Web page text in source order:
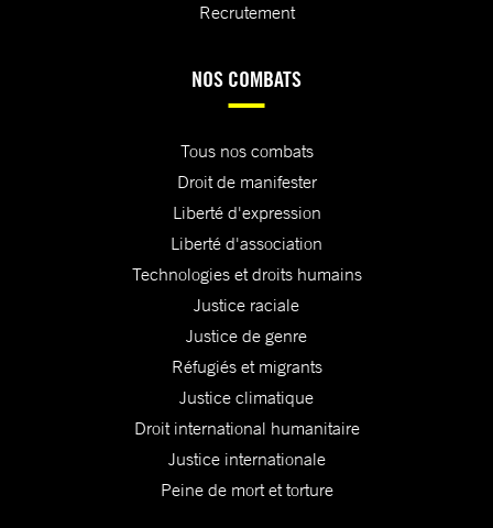
Recrutement
NOS COMBATS
Tous nos combats
Droit de manifester
Liberté d'expression
Liberté d'association
Technologies et droits humains
Justice raciale
Justice de genre
Réfugiés et migrants
Justice climatique
Droit international humanitaire
Justice internationale
Peine de mort et torture